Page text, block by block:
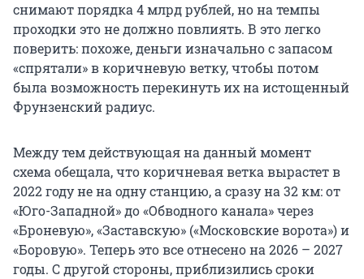
снимают порядка 4 млрд рублей, но на темпы
проходки это не должно повлиять. В это легко
поверить: похоже, деньги изначально с запасом
«спрятали» в коричневую ветку, чтобы потом
была возможность перекинуть их на истощенный
Фрунзенский радиус.
Между тем действующая на данный момент
схема обещала, что коричневая ветка вырастет в
2022 году не на одну станцию, а сразу на 32 км: от
«Юго-Западной» до «Обводного канала» через
«Броневую», «Заставскую» («Московские ворота») и
«Боровую». Теперь это все отнесено на 2026 – 2027
годы. С другой стороны, приблизились сроки